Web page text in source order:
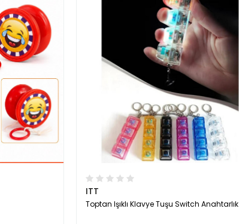
ITT
Toptan Işıklı Klavye Tuşu Switch Anahtarlık